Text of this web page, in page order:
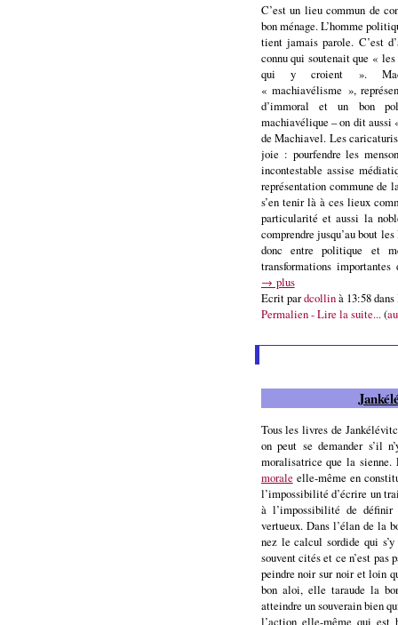
C’est un lieu commun de
bon ménage. L’homme
tient jamais parole. C’est
connu qui soutenait que « les
qui y croient ».
« machiavélisme »,
d’immoral et un bon
machiavélique – on dit
de Machiavel. Les
joie : pourfendre les
incontestable assise
représentation commune
s’en tenir là à ces lieux
particularité et aussi la
comprendre jusqu’au bout
donc entre politique et
transformations
→ plus
Ecrit pardcollinà 13:58 dans
Permalien - Lire la suite...(
Tous les livres de
on peut se demander s’il
moralisatrice que la
morale elle-même en
l’impossibilité d’écrire un
à l’impossibilité de
vertueux. Dans l’élan de la
nez le calcul sordide qui
souvent cités et ce n’est pas
peindre noir sur noir et loin
bon aloi, elle taraude la
atteindre un souverain bien
l’action elle-même qui est